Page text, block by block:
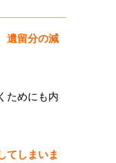
遺留分の減
ためにも内
てしまいま